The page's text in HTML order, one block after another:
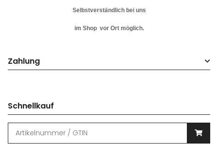
Selbstverständlich bei uns
im Shop vor Ort möglich.
Zahlung
Schnellkauf